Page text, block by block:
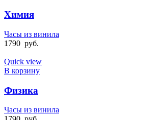
Химия
Часы из винила
1790 руб.
Quick view
В корзину
Физика
Часы из винила